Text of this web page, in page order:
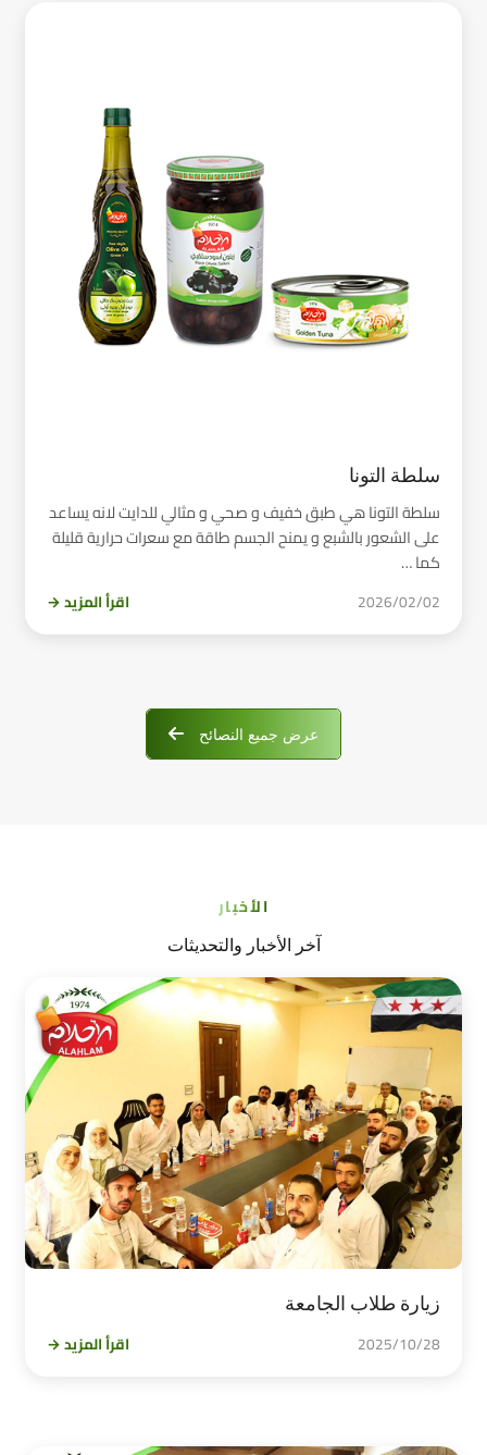
سلطة التونا
سلطة التونا هي طبق خفيف و صحي و مثالي للدايت لانه يساعد
على الشعور بالشبع و يمنح الجسم طاقة مع سعرات حرارية قليلة
كما …
2026/02/02 اقرأ المزيد →
عرض جميع النصائح
الأخبار
آخر الأخبار والتحديثات
زيارة طلاب الجامعة
2025/10/28 اقرأ المزيد →